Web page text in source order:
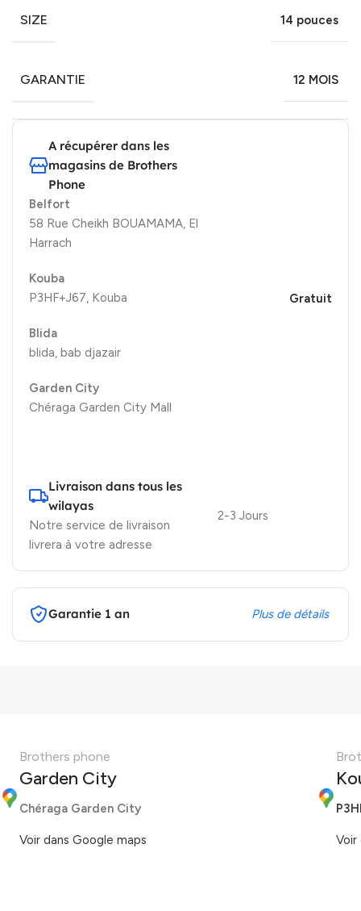
SIZE 14 pouces
GARANTIE 12 MOIS
A récupérer dans les
magasins de Brothers
Phone
Belfort
58 Rue Cheikh BOUAMAMA, El
Harrach
Kouba
P3HF+J67, Kouba
Blida
blida, bab djazair
Garden City
Chéraga Garden City Mall
Gratuit
Livraison dans tous les
wilayas
Notre service de livraison
livrera à votre adresse
2-3 Jours
Garantie 1 an Plus de détails
Brothers phone
Garden City
Chéraga Garden City
Voir dans Google maps Voir